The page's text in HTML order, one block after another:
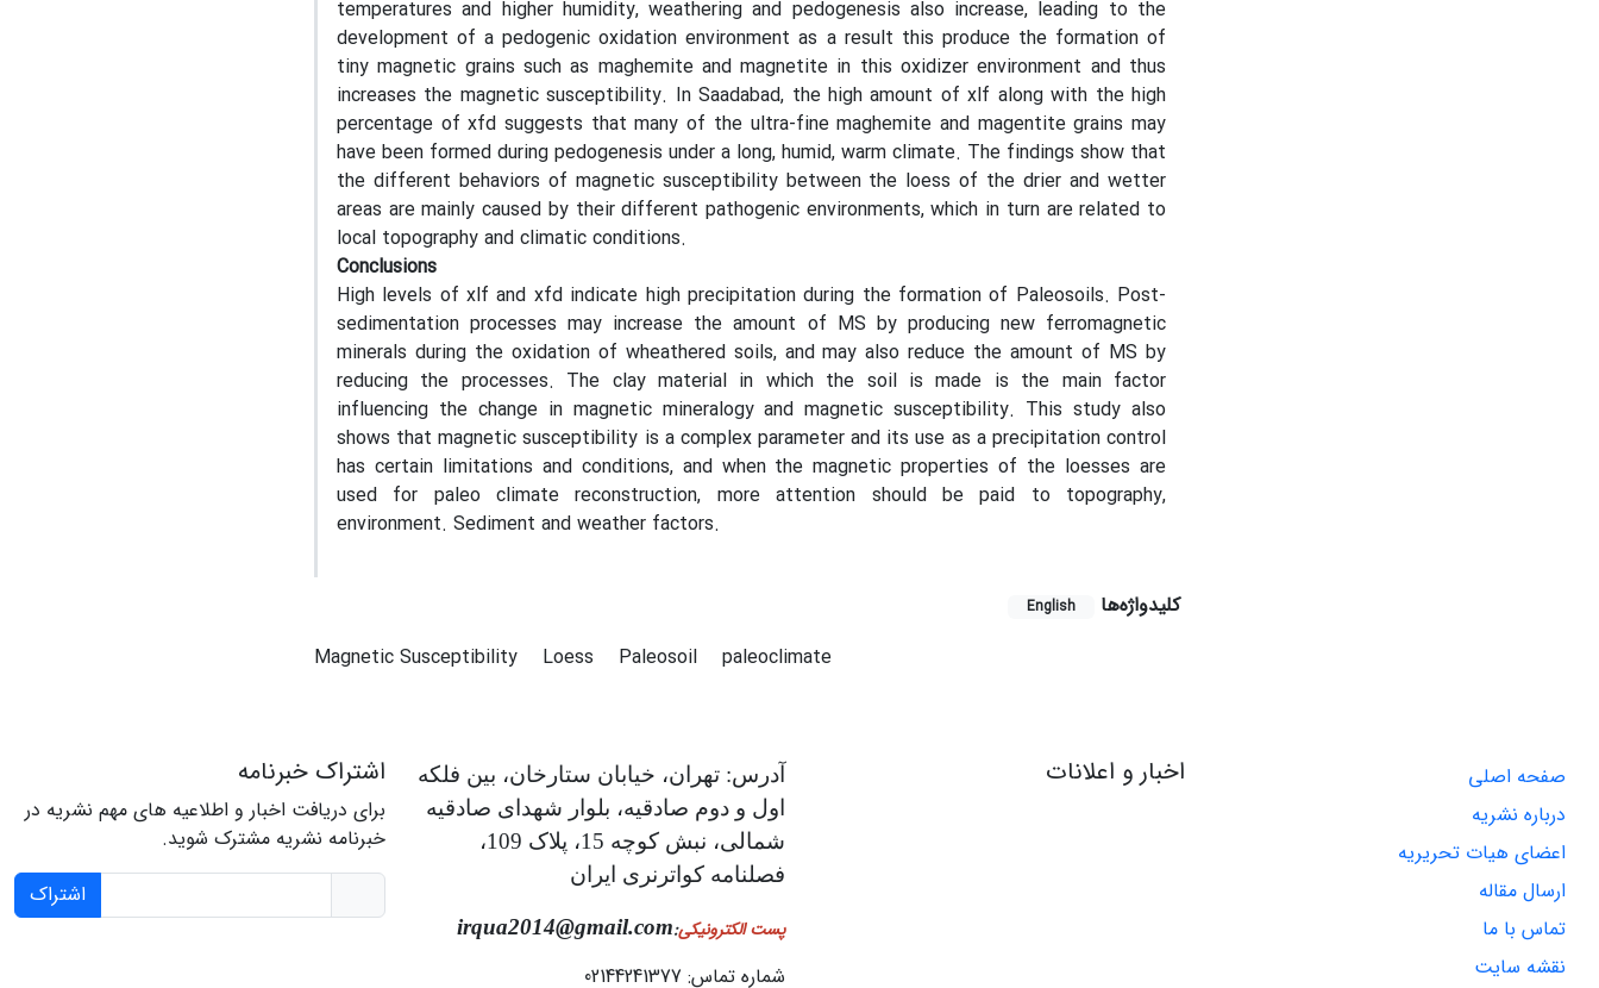
temperatures and higher humidity, weathering and pedogenesis also increase, leading to the
development of a pedogenic oxidation environment as a result this produce the formation of
tiny magnetic grains such as maghemite and magnetite in this oxidizer environment and thus
increases the magnetic susceptibility. In Saadabad, the high amount of xlf along with the high
percentage of xfd suggests that many of the ultra-fine maghemite and magentite grains may
have been formed during pedogenesis under a long, humid, warm climate. The findings show that
the different behaviors of magnetic susceptibility between the loess of the drier and wetter
areas are mainly caused by their different pathogenic environments, which in turn are related to
local topography and climatic conditions.
Conclusions
High levels of xlf and xfd indicate high precipitation during the formation of Paleosoils. Post-
sedimentation processes may increase the amount of MS by producing new ferromagnetic
minerals during the oxidation of wheathered soils, and may also reduce the amount of MS by
reducing the processes. The clay material in which the soil is made is the main factor
influencing the change in magnetic mineralogy and magnetic susceptibility. This study also
shows that magnetic susceptibility is a complex parameter and its use as a precipitation control
has certain limitations and conditions, and when the magnetic properties of the loesses are
used for paleo climate reconstruction, more attention should be paid to topography,
environment. Sediment and weather factors.
کلیدواژه‌ها English
Magnetic Susceptibility Loess Paleosoil paleoclimate
صفحه اصلی
درباره نشریه
اعضای هیات تحریریه
ارسال مقاله
تماس با ما
نقشه سایت
اخبار و اعلانات
آدرس: تهران، خیابان ستارخان، بین فلکه
اول و دوم صادقیه، بلوار شهدای صادقیه
شمالی، نبش کوچه 15، پلاک 109،
فصلنامه کواترنری ایران
پست الکترونیکی:
irqua2014@gmail.com
شماره تماس: 02144241377
اشتراک خبرنامه
برای دریافت اخبار و اطلاعیه های مهم نشریه در
خبرنامه نشریه مشترک شوید.
اشتراک